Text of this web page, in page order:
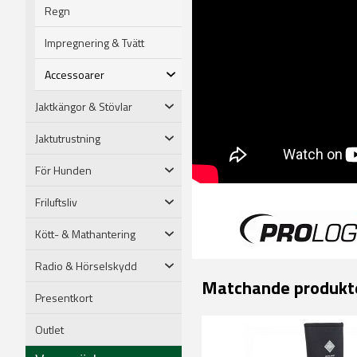
Regn
Impregnering & Tvätt
Accessoarer
Jaktkängor & Stövlar
Jaktutrustning
För Hunden
Friluftsliv
Kött- & Mathantering
Radio & Hörselskydd
Presentkort
Outlet
Matchande